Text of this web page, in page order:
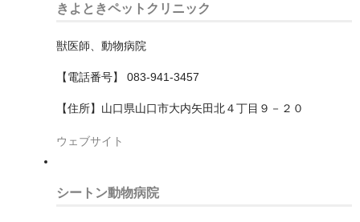
清瀬市
渋谷区
港区
狛江市
町田市
きよときペットクリニック
獣医師、動物病院
【電話番号】 083-941-3457
【住所】山口県山口市大内矢田北４丁目９－２０
ウェブサイト
シートン動物病院